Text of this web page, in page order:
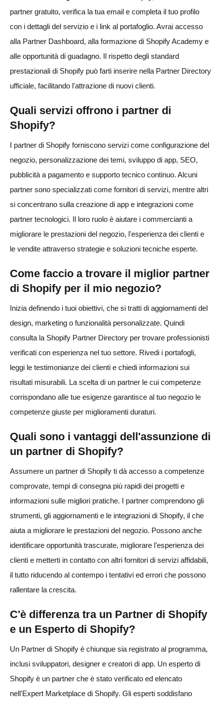
partner gratuito, verifica la tua email e completa il tuo profilo
con i dettagli del servizio e i link al portafoglio. Avrai accesso
alla Partner Dashboard, alla formazione di Shopify Academy e
alle opportunità di guadagno. Il rispetto degli standard
prestazionali di Shopify può farti inserire nella Partner Directory
ufficiale, facilitando l'attrazione di nuovi clienti.
Quali servizi offrono i partner di
Shopify?
I partner di Shopify forniscono servizi come configurazione del
negozio, personalizzazione dei temi, sviluppo di app, SEO,
pubblicità a pagamento e supporto tecnico continuo. Alcuni
partner sono specializzati come fornitori di servizi, mentre altri
si concentrano sulla creazione di app e integrazioni come
partner tecnologici. Il loro ruolo è aiutare i commercianti a
migliorare le prestazioni del negozio, l'esperienza dei clienti e
le vendite attraverso strategie e soluzioni tecniche esperte.
Come faccio a trovare il miglior partner
di Shopify per il mio negozio?
Inizia definendo i tuoi obiettivi, che si tratti di aggiornamenti del
design, marketing o funzionalità personalizzate. Quindi
consulta la Shopify Partner Directory per trovare professionisti
verificati con esperienza nel tuo settore. Rivedi i portafogli,
leggi le testimonianze dei clienti e chiedi informazioni sui
risultati misurabili. La scelta di un partner le cui competenze
corrispondano alle tue esigenze garantisce al tuo negozio le
competenze giuste per miglioramenti duraturi.
Quali sono i vantaggi dell'assunzione di
un partner di Shopify?
Assumere un partner di Shopify ti dà accesso a competenze
comprovate, tempi di consegna più rapidi dei progetti e
informazioni sulle migliori pratiche. I partner comprendono gli
strumenti, gli aggiornamenti e le integrazioni di Shopify, il che
aiuta a migliorare le prestazioni del negozio. Possono anche
identificare opportunità trascurate, migliorare l'esperienza dei
clienti e metterti in contatto con altri fornitori di servizi affidabili,
il tutto riducendo al contempo i tentativi ed errori che possono
rallentare la crescita.
C'è differenza tra un Partner di Shopify
e un Esperto di Shopify?
Un Partner di Shopify è chiunque sia registrato al programma,
inclusi sviluppatori, designer e creatori di app. Un esperto di
Shopify è un partner che è stato verificato ed elencato
nell'Expert Marketplace di Shopify. Gli esperti soddisfano